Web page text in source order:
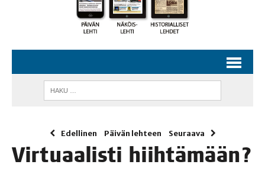
Edellinen Päivän lehteen Seuraava
Vir­tu­aa­lis­ti hiihtämään?